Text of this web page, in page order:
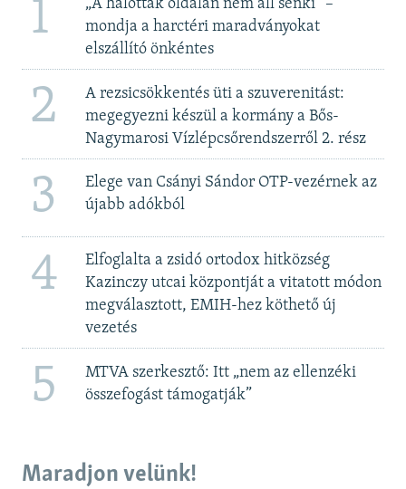
1
„A halottak oldalán nem áll senki” –
mondja a harctéri maradványokat
elszállító önkéntes
2
A rezsicsökkentés üti a szuverenitást:
megegyezni készül a kormány a Bős-
Nagymarosi Vízlépcsőrendszerről 2. rész
3
Elege van Csányi Sándor OTP-vezérnek az
újabb adókból
4
Elfoglalta a zsidó ortodox hitközség
Kazinczy utcai központját a vitatott módon
megválasztott, EMIH-hez köthető új
vezetés
5
MTVA szerkesztő: Itt „nem az ellenzéki
összefogást támogatják”
Maradjon velünk!